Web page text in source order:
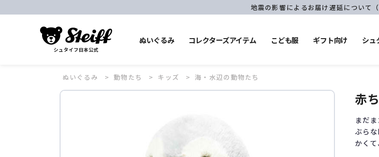
地震の影響によるお届け遅延について（
シュタイフ日本公式
ぬいぐるみ コレクターズアイテム こども服 ギフト向け シュ
ぬいぐるみ 動物たち キッズ 海・水辺の動物たち
赤
まだ
ぶら
かくて